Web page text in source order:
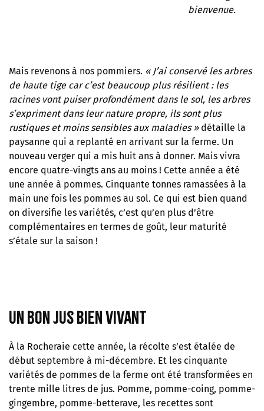
bienvenue.
Mais revenons à nos pommiers. « J’ai conservé les arbres
de haute tige car c’est beaucoup plus résilient : les
racines vont puiser profondément dans le sol, les arbres
s’expriment dans leur nature propre, ils sont plus
rustiques et moins sensibles aux maladies »détaille la
paysanne qui a replanté en arrivant sur la ferme. Un
nouveau verger qui a mis huit ans à donner. Mais vivra
encore quatre-vingts ans au moins ! Cette année a été
une année à pommes. Cinquante tonnes ramassées à la
main une fois les pommes au sol. Ce qui est bien quand
on diversifie les variétés, c’est qu’en plus d’être
complémentaires en termes de goût, leur maturité
s’étale sur la saison !
un bon jus bien vivant
À la Rocheraie cette année, la récolte s’est étalée de
début septembre à mi-décembre. Et les cinquante
variétés de pommes de la ferme ont été transformées en
trente mille litres de jus. Pomme, pomme-coing, pomme-
gingembre, pomme-betterave, les recettes sont